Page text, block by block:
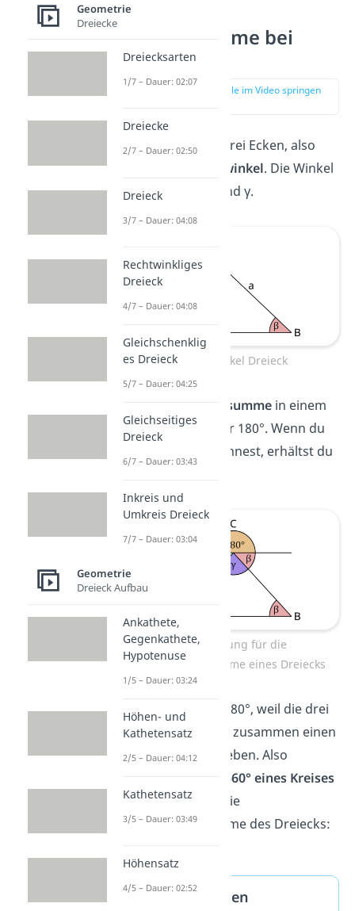
Winkelsumme bei
Dreiecken
zur Stelle im Video springen
EinDreieck hat drei Ecken, also
drei Innenwinkel. Die Winkel
nennst du α, β und γ.
Innenwinkel Dreieck
Innenwinkelsummein einem
Dreieckist immer 180°. Wenn du
also α + β + γ rechnest, erhältst du
Begründung für die
Innenwinkelsumme eines Dreiecks
Es sind deshalb 180°, weil die drei
Winkel α, β und γ zusammen einen
halben Kreis ergeben. Also
360° eines Kreises
und erhältst so die
Innenwinkelsumme des Dreiecks:
Expertenwissen
Geometrie
Dreiecke
Dreiecksarten
1/7 – Dauer: 02:07
Dreiecke
2/7 – Dauer: 02:50
Dreieck
3/7 – Dauer: 04:08
Rechtwinkliges
Dreieck
4/7 – Dauer: 04:08
Gleichschenklig
es Dreieck
5/7 – Dauer: 04:25
Gleichseitiges
Dreieck
6/7 – Dauer: 03:43
Inkreis und
Umkreis Dreieck
7/7 – Dauer: 03:04
Geometrie
Dreieck Aufbau
Ankathete,
Gegenkathete,
Hypotenuse
1/5 – Dauer: 03:24
Höhen- und
Kathetensatz
2/5 – Dauer: 04:12
Kathetensatz
3/5 – Dauer: 03:49
Höhensatz
4/5 – Dauer: 02:52